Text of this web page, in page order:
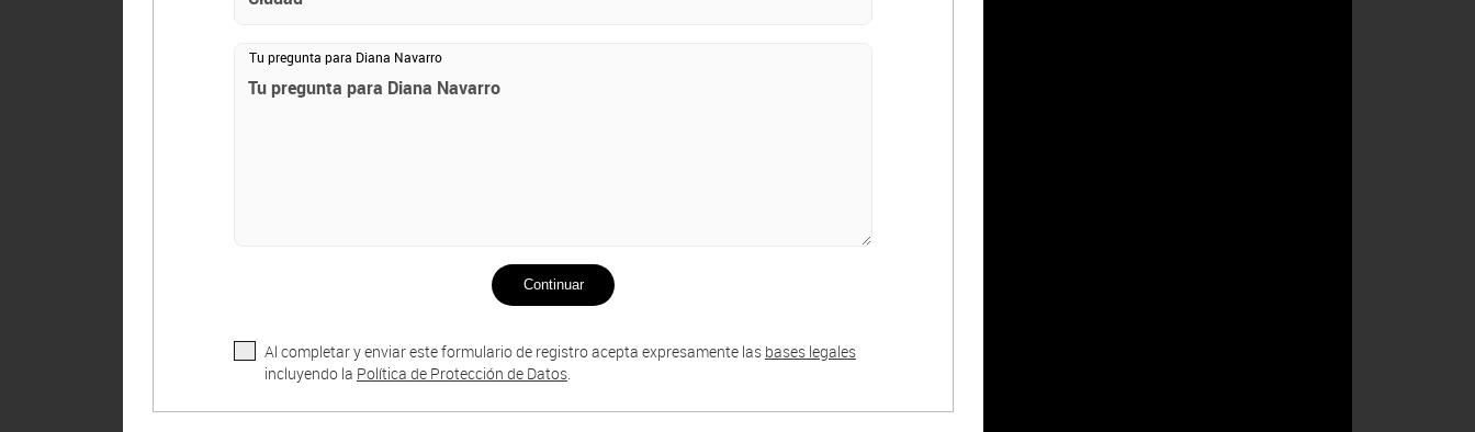
Tu pregunta para Diana Navarro
Continuar
Al completar y enviar este formulario de registro acepta expresamente las bases legales
incluyendo la Política de Protección de Datos.